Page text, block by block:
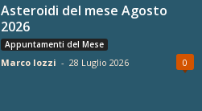
Asteroidi del mese Agosto
2026
Appuntamenti del Mese
Marco Iozzi - 28 Luglio 2026 0